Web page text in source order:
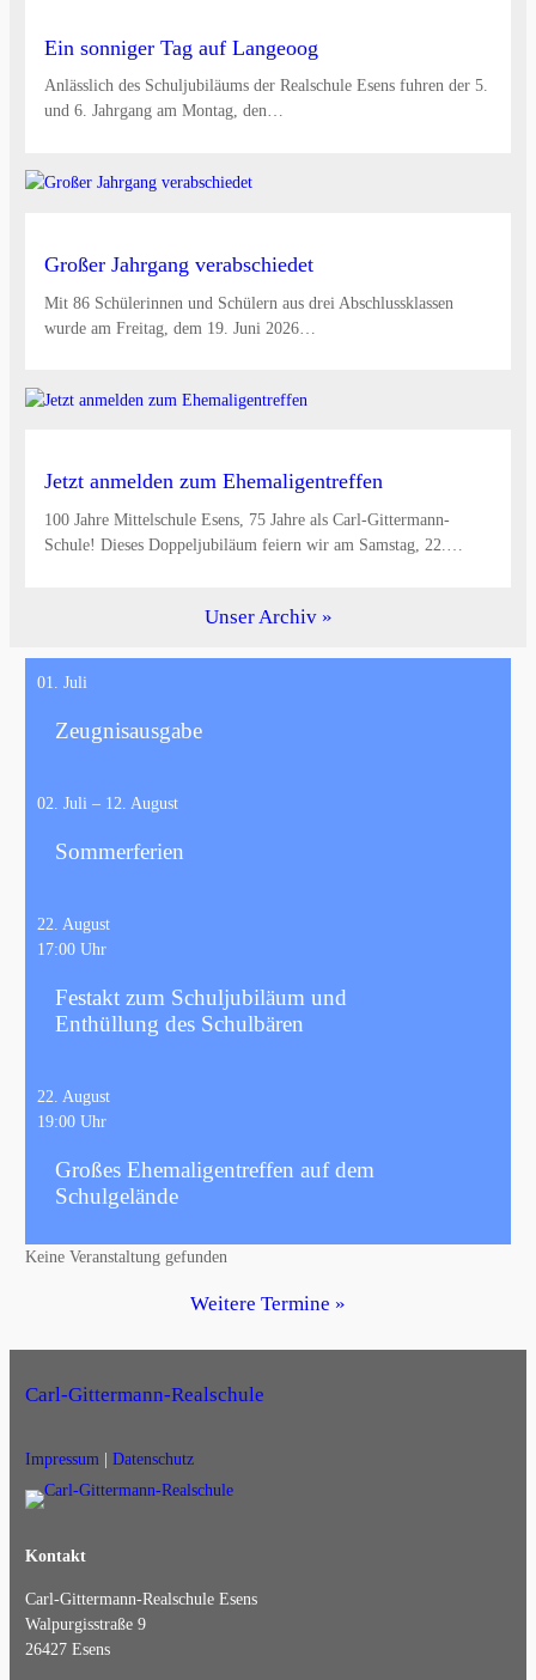
Ein sonniger Tag auf Langeoog
Anlässlich des Schuljubiläums der Realschule Esens fuhren der 5.
und 6. Jahrgang am Montag, den…
Großer Jahrgang verabschiedet
Mit 86 Schülerinnen und Schülern aus drei Abschlussklassen
wurde am Freitag, dem 19. Juni 2026…
Jetzt anmelden zum Ehemaligentreffen
100 Jahre Mittelschule Esens, 75 Jahre als Carl-Gittermann-
Schule! Dieses Doppeljubiläum feiern wir am Samstag, 22.…
Unser Archiv
01. Juli
Zeugnisausgabe
02. Juli – 12. August
Sommerferien
22. August
17:00
Festakt zum Schuljubiläum und
Enthüllung des Schulbären
22. August
19:00
Großes Ehemaligentreffen auf dem
Schulgelände
Keine Veranstaltung gefunden
Weitere Termine
Carl-Gittermann-Realschule
Impressum |Datenschutz
Kontakt
Carl-Gittermann-Realschule Esens
Walpurgisstraße 9
26427 Esens